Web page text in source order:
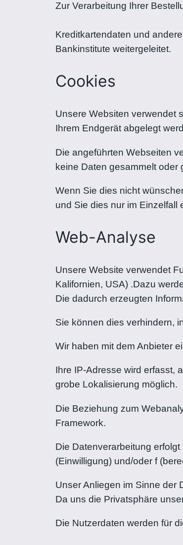
Zur Verarbeitung Ihrer
Kreditkartendaten und
Bankinstitute weitergeleitet.
Cookies
Unsere Websiten verwendet
Ihrem Endgerät abgelegt
Die angeführten Webseiten
keine Daten gesammelt oder
Wenn Sie dies nicht
und Sie dies nur im Einzelfall
Web-Analyse
Unsere Website verwendet
Kalifornien, USA) .Dazu
Die dadurch erzeugten
Sie können dies verhindern,
Wir haben mit dem Anbieter
Ihre IP-Adresse wird erfasst,
grobe Lokalisierung möglich.
Die Beziehung zum
Framework.
Die Datenverarbeitung
(Einwilligung) und/oder f
Unser Anliegen im Sinne der
Da uns die Privatsphäre
Die Nutzerdaten werden für